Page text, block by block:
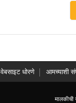
वेबसाइट धोरणे आमच्याशी
मालकीची